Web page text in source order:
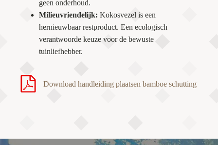
geen onderhoud.
Milieuvriendelijk: Kokosvezel is een
hernieuwbaar restproduct. Een ecologisch
verantwoorde keuze voor de bewuste
tuinliefhebber.
Download handleiding plaatsen bamboe schutting